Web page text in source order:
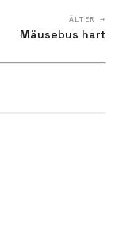
ÄLTER →
Mäusebus hart